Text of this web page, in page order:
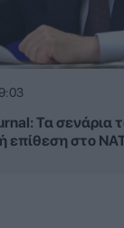
Τα σενάρια
επίθεση στο